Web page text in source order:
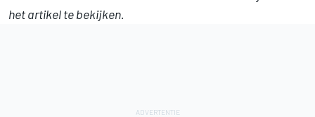
het artikel te bekijken.